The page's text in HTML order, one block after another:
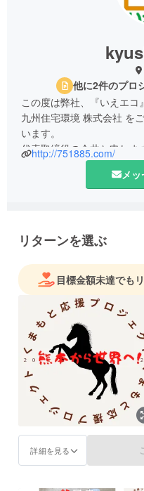
他に2件のプロ
この度は弊社、『いえエコ』
九州住宅環境 株式会社 を
います。
代表取締役の今井と申しま
私たち九州住宅環境 株式
ん』と呼ばれるよう
日々業務に励んでいます。
フットワークも軽く活気が
とても話しやすく社員同士
おかげさまで、
全国各地のお客様や法人様
ます。
ご機会がございましたら、
ぜひ弊社『 九州住宅環境
http://751885.com/
メ
リターンを選ぶ
目標金額未達でも
詳細を見る